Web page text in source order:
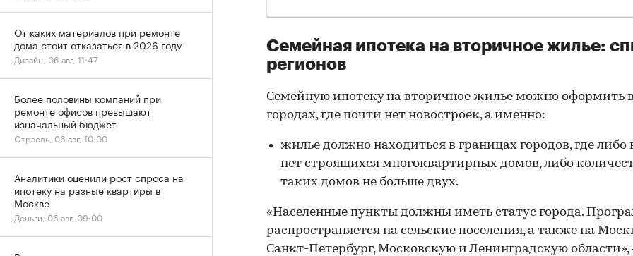
Семейная ипотека на вторичное жилье:
регионов
Семейную ипотеку на вторичное жилье можно оформить в
городах, где почти нет новостроек, а именно:
жилье должно находиться в границах городов, где либо
нет строящихся многоквартирных домов, либо
таких домов не больше двух.
«Населенные пункты должны иметь статус города.
распространяется на сельские поселения, а также на
Санкт-Петербург, Московскую и Ленинградскую
От каких материалов при ремонте
дома стоит отказаться в 2026 году
Дизайн, 06 авг, 11:47
Более половины компаний при
ремонте офисов превышают
изначальный бюджет
Отрасль, 06 авг, 10:00
Аналитики оценили рост спроса на
ипотеку на разные квартиры в
Москве
Деньги, 06 авг, 09:00